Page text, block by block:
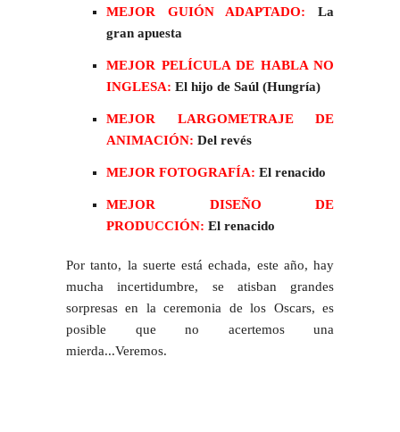
MEJOR GUIÓN ADAPTADO: La
gran apuesta
MEJOR PELÍCULA DE HABLA NO
INGLESA: El hijo de Saúl (Hungría)
MEJOR LARGOMETRAJE DE
ANIMACIÓN: Del revés
MEJOR FOTOGRAFÍA: El renacido
MEJOR DISEÑO DE
PRODUCCIÓN: El renacido
Por tanto, la suerte está echada, este año, hay
mucha incertidumbre, se atisban grandes
sorpresas en la ceremonia de los Oscars, es
posible que no acertemos una
mierda...Veremos.